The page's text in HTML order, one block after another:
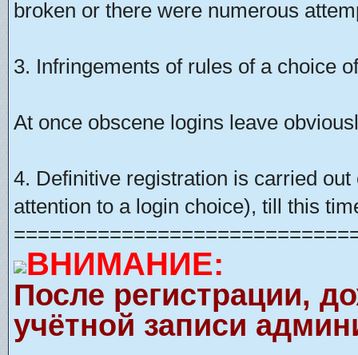
broken or there were numerous
3. Infringements of rules of a choice
At once obscene logins leave
4. Definitive registration is carried
attention to a login choice), till this
ВНИМАНИЕ:
После регистрации,
учётной записи